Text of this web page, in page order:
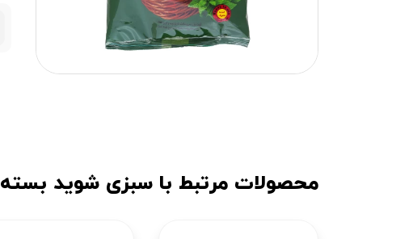
محصولات مرتبط با سبزی شوید بسته 180 گرمی تیار